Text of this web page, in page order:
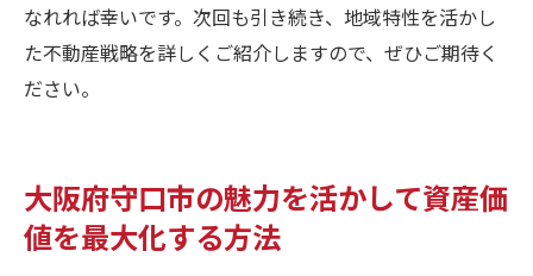
なれれば幸いです。次回も引き続き、地域特性を活かし
た不動産戦略を詳しくご紹介しますので、ぜひご期待く
ださい。
大阪府守口市の魅力を活かして資産価
値を最大化する方法